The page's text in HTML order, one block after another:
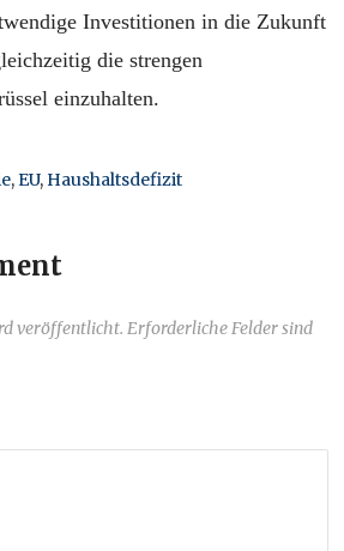
Investitionen in die Zukunft
die strengen
einzuhalten.
,EU, Haushaltsdefizit
veröffentlicht. Erforderliche Felder sind